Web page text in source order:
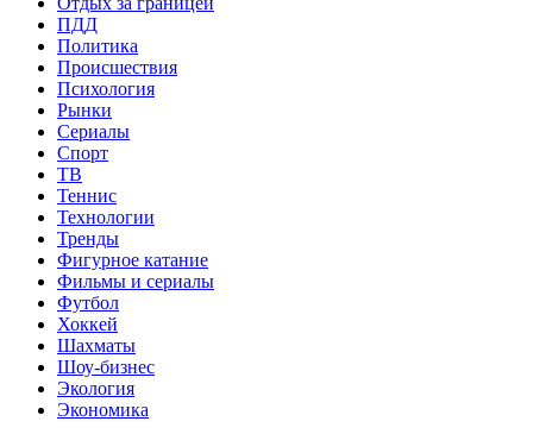
ПДД
Политика
Происшествия
Психология
Рынки
Сериалы
Спорт
ТВ
Теннис
Технологии
Тренды
Фигурное катание
Фильмы и сериалы
Футбол
Хоккей
Шахматы
Шоу-бизнес
Экология
Экономика